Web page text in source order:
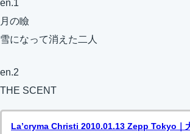
en.1
月の瞼
雪になって消えた二人
en.2
THE SCENT
La’cryma Christi 2010.01.13 Zepp Tokyo｜